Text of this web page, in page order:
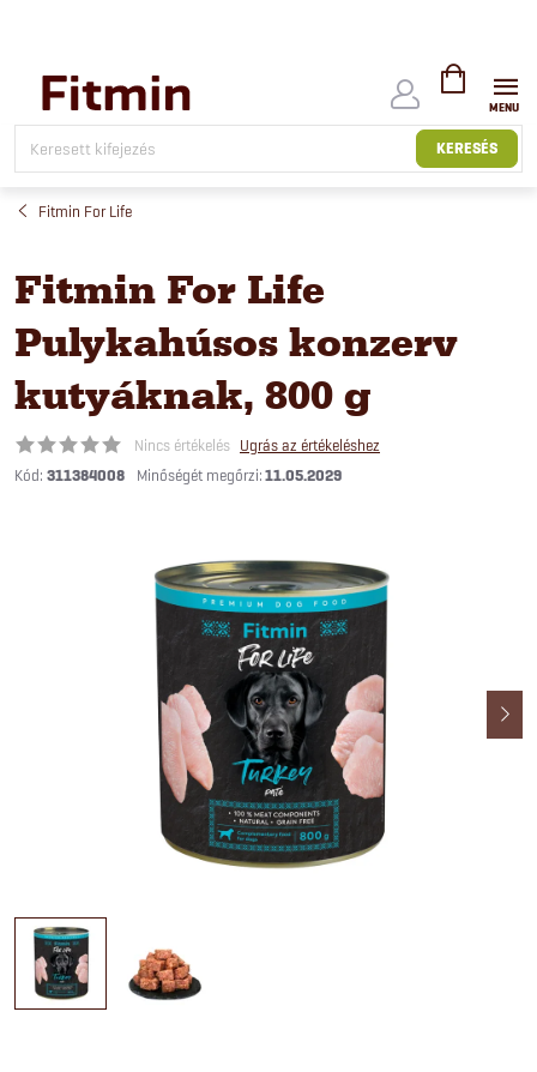
tartalomhoz
KERESÉS
KOSÁR
Fitmin For Life
Fitmin For Life
Pulykahúsos konzerv
kutyáknak, 800 g
Nincs értékelés Ugrás az értékeléshez
Kód: 311384008 11.05.2029